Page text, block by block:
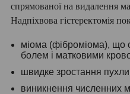
спрямованої на видалення
Надпіхвова гістеректомія
міома (фіброміома), що
болем і матковими
швидке зростання
виникнення численних